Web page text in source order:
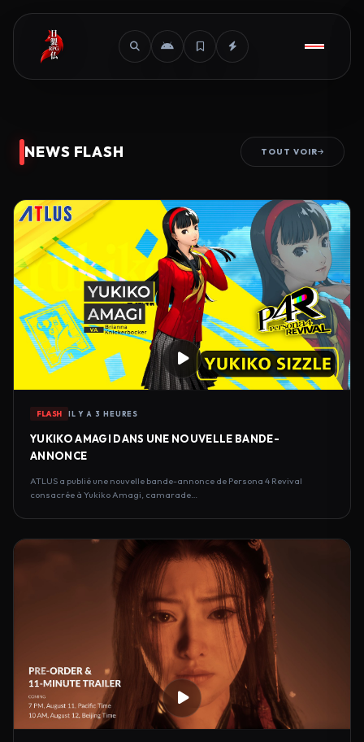
NEWS FLASH TOUT VOIR
FLASH IL Y A 3 HEURES
YUKIKO AMAGI DANS UNE NOUVELLE BANDE-
ANNONCE
ATLUS a publié une nouvelle bande-annonce de Persona 4 Revival
consacrée à Yukiko Amagi, camarade…